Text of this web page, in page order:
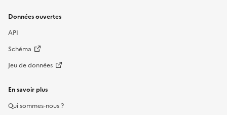
Données ouvertes
API
Schéma
Jeu de données
En savoir plus
Qui sommes-nous ?